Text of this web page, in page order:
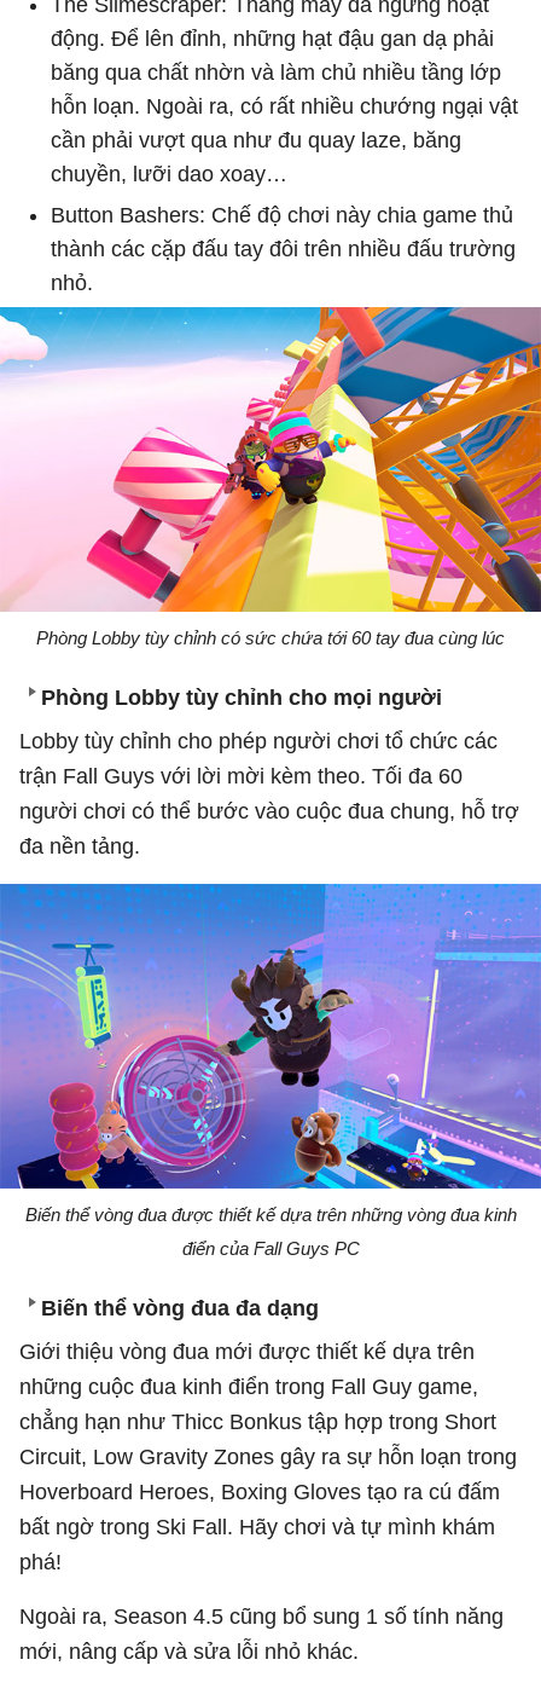
động. Để lên đỉnh, những hạt đậu gan dạ phải
băng qua chất nhờn và làm chủ nhiều tầng lớp
hỗn loạn. Ngoài ra, có rất nhiều chướng ngại vật
cần phải vượt qua như đu quay laze, băng
chuyền, lưỡi dao xoay…
Button Bashers: Chế độ chơi này chia game thủ
thành các cặp đấu tay đôi trên nhiều đấu trường
nhỏ.
Phòng Lobby tùy chỉnh có sức chứa tới 60 tay đua cùng lúc
Phòng Lobby tùy chỉnh cho mọi người
Lobby tùy chỉnh cho phép người chơi tổ chức các
trận Fall Guys với lời mời kèm theo. Tối đa 60
người chơi có thể bước vào cuộc đua chung, hỗ trợ
đa nền tảng.
Biến thể vòng đua được thiết kế dựa trên những vòng đua kinh
điển của Fall Guys PC
Biến thể vòng đua đa dạng
Giới thiệu vòng đua mới được thiết kế dựa trên
những cuộc đua kinh điển trong Fall Guy game,
chẳng hạn như Thicc Bonkus tập hợp trong Short
Circuit, Low Gravity Zones gây ra sự hỗn loạn trong
Hoverboard Heroes, Boxing Gloves tạo ra cú đấm
bất ngờ trong Ski Fall. Hãy chơi và tự mình khám
phá!
Ngoài ra, Season 4.5 cũng bổ sung 1 số tính năng
mới, nâng cấp và sửa lỗi nhỏ khác.